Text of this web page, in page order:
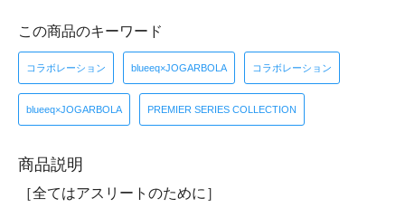
この商品のキーワード
コラボレーション blueeq×JOGARBOLA コラボレーション
blueeq×JOGARBOLA PREMIER SERIES COLLECTION
商品説明
［全てはアスリートのために］